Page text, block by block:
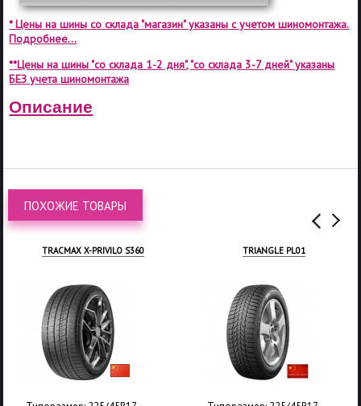
* Цены на шины со склада "магазин" указаны с учетом шиномонтажа.
Подробнее...
**Цены на шины "со склада 1-2 дня", "со склада 3-7 дней" указаны
БЕЗ учета шиномонтажа
Описание
ПОХОЖИЕ ТОВАРЫ
TRACMAX X-PRIVILO S360 TRIANGLE PL01